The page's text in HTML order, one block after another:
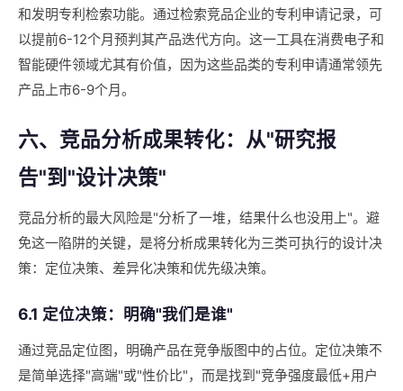
和发明专利检索功能。通过检索竞品企业的专利申请记录，可
以提前6-12个月预判其产品迭代方向。这一工具在消费电子和
智能硬件领域尤其有价值，因为这些品类的专利申请通常领先
产品上市6-9个月。
六、竞品分析成果转化：从"研究报
告"到"设计决策"
竞品分析的最大风险是"分析了一堆，结果什么也没用上"。避
免这一陷阱的关键，是将分析成果转化为三类可执行的设计决
策：定位决策、差异化决策和优先级决策。
6.1 定位决策：明确"我们是谁"
通过竞品定位图，明确产品在竞争版图中的占位。定位决策不
是简单选择"高端"或"性价比"，而是找到"竞争强度最低+用户